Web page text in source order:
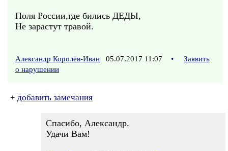
Поля России,где бились ДЕДЫ,
Не зарастут травой.
Александр Королёв-Иван 05.07.2017 11:07 •
Заявить
о нарушении
+ добавить замечания
Спасибо, Александр.
Удачи Вам!